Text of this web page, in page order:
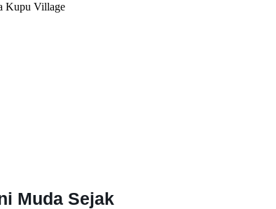
Kupu Village
Muda Sejak